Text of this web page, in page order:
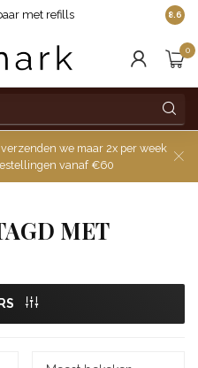
met refills 8.6
0
we maar 2x per week
vanaf €60
MET